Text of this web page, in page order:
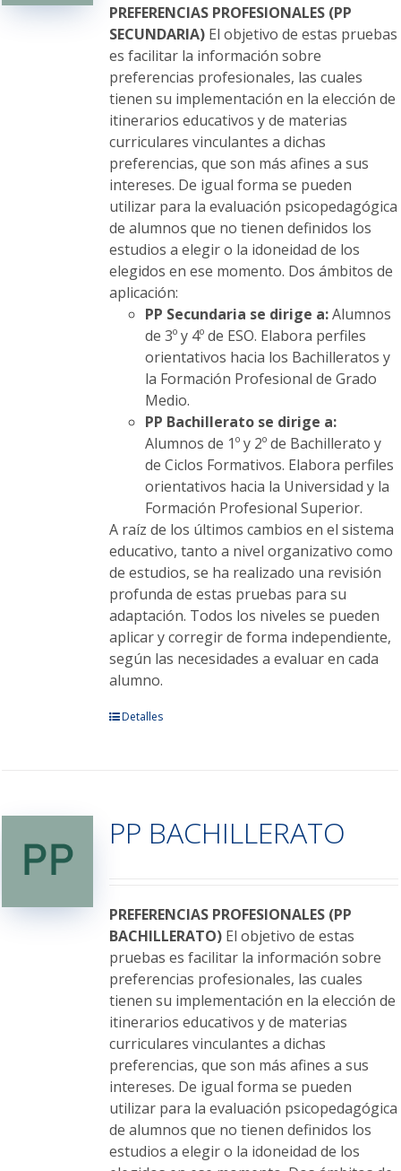
elegir
en
la
página
de
producto
PREFERENCIAS PROFESIONALES (PP
SECUNDARIA)El objetivo de estas pruebas
es facilitar la información sobre
preferencias profesionales, las cuales
tienen su implementación en la elección de
itinerarios educativos y de materias
curriculares vinculantes a dichas
preferencias, que son más afines a sus
intereses. De igual forma se pueden
utilizar para la evaluación psicopedagógica
de alumnos que no tienen definidos los
estudios a elegir o la idoneidad de los
elegidos en ese momento. Dos ámbitos de
aplicación:
PP Secundaria se dirige a:Alumnos
de 3º y 4º de ESO. Elabora perfiles
orientativos hacia los Bachilleratos y
la Formación Profesional de Grado
Medio.
PP Bachillerato se dirige a:
Alumnos de 1º y 2º de Bachillerato y
de Ciclos Formativos. Elabora perfiles
orientativos hacia la Universidad y la
Formación Profesional Superior.
A raíz de los últimos cambios en el sistema
educativo, tanto a nivel organizativo como
de estudios, se ha realizado una revisión
profunda de estas pruebas para su
adaptación. Todos los niveles se pueden
aplicar y corregir de forma independiente,
según las necesidades a evaluar en cada
alumno.
Este
Las
opciones
elegir
en
la
página
de
producto
Detalles
PP BACHILLERATO
PREFERENCIAS PROFESIONALES (PP
BACHILLERATO)El objetivo de estas
pruebas es facilitar la información sobre
preferencias profesionales, las cuales
tienen su implementación en la elección de
itinerarios educativos y de materias
curriculares vinculantes a dichas
preferencias, que son más afines a sus
intereses. De igual forma se pueden
utilizar para la evaluación psicopedagógica
de alumnos que no tienen definidos los
estudios a elegir o la idoneidad de los